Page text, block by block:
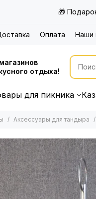
🎁
Оплата Наши
отдыха!
для пикника
Аксессуары для тандыра